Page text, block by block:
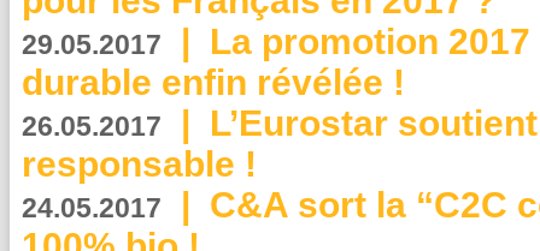
29.05.2017 | La promotion
durable enfin révélée !
26.05.2017 | L’Eurostar
responsable !
24.05.2017 | C&A sort la “C2C